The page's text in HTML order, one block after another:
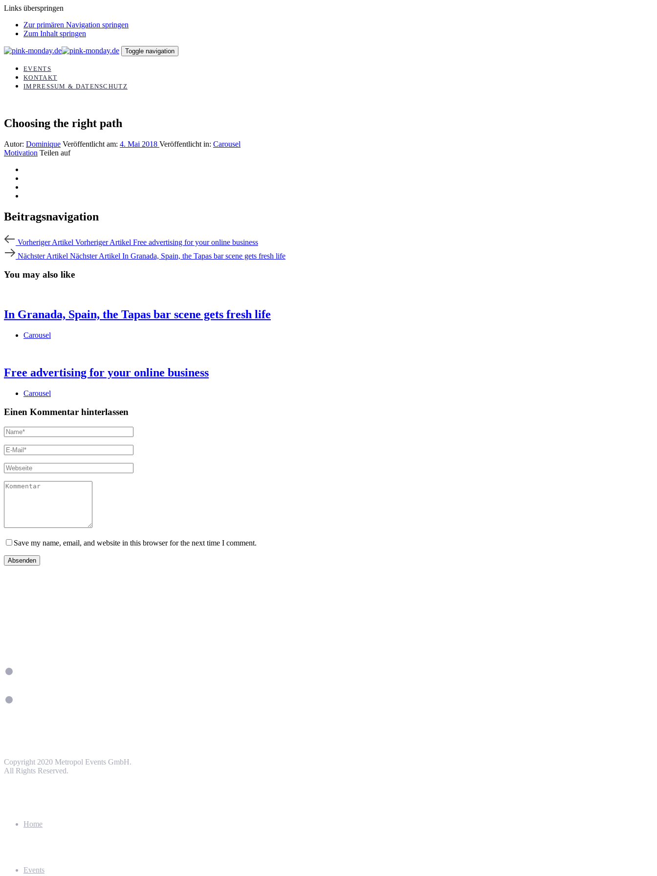
Links überspringen
Zur primären Navigation springen
Zum Inhalt springen
Toggle navigation
EVENTS
KONTAKT
IMPRESSUM & DATENSCHUTZ
Choosing the right path
Autor: Dominique Veröffentlicht am: 4. Mai 2018 Veröffentlicht in: Carousel
Motivation Teilen auf
Beitragsnavigation
Vorheriger Artikel Vorheriger Artikel Free advertising for your online business
Nächster Artikel Nächster Artikel In Granada, Spain, the Tapas bar scene gets fresh life
You may also like
In Granada, Spain, the Tapas bar scene gets fresh life
Carousel
Free advertising for your online business
Carousel
Einen Kommentar hinterlassen
Save my name, email, and website in this browser for the next time I comment.
Copyright 2020 Metropol Events GmbH.
All Rights Reserved.
Home
Events